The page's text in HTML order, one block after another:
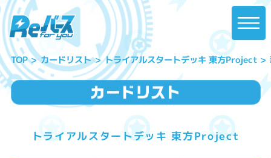
TOP カードリスト トライアルスタートデッキ 東方Project
トライアルスタートデッキ 東方Project